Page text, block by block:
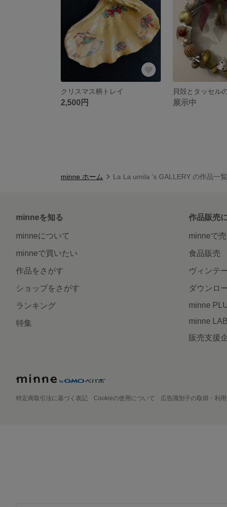
クリスマス柄トレイ
2,500円 展示中
minne ホーム La La umila 's GALLERY の作品一覧
minneを知る
minneについて
minneで買いたい
作品をさがす
ショップをさがす
ランキング
特集
作品販売
minneで
食品販売
ヴィンテ
ダウンロ
minne
minne LAB
販売支援
特定商取引法に基づく表記 Cookieの使用について 広告識別子の取得・利用